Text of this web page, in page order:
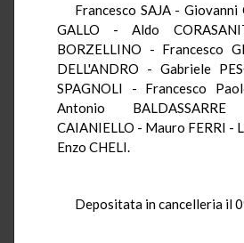
Francesco SAJA -
GALLO - Aldo
BORZELLINO - Francesco
DELL'ANDRO - Gabriele
SPAGNOLI - Francesco
Antonio
CAIANIELLO - Mauro FERRI -
Enzo CHELI.
Depositata in cancelleria il